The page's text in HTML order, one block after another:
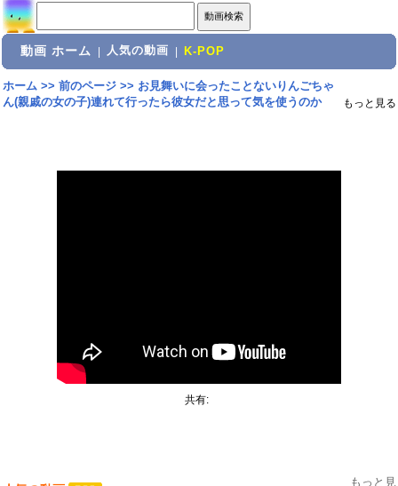
動画 ホーム 人気の動画 K-POP
ホーム>> 前のページ>> お見舞いに会ったことないりんごちゃ
ん(親戚の女の子)連れて行ったら彼女だと思って気を使うのか
もっと見る
共有:
もっと見